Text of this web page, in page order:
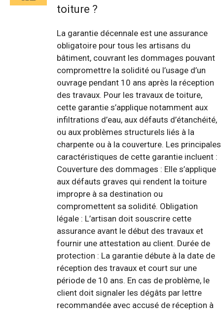
toiture ?
La garantie décennale est une assurance
obligatoire pour tous les artisans du
bâtiment, couvrant les dommages pouvant
compromettre la solidité ou l’usage d’un
ouvrage pendant 10 ans après la réception
des travaux. Pour les travaux de toiture,
cette garantie s’applique notamment aux
infiltrations d’eau, aux défauts d’étanchéité,
ou aux problèmes structurels liés à la
charpente ou à la couverture. Les principales
caractéristiques de cette garantie incluent :
Couverture des dommages : Elle s’applique
aux défauts graves qui rendent la toiture
impropre à sa destination ou
compromettent sa solidité. Obligation
légale : L’artisan doit souscrire cette
assurance avant le début des travaux et
fournir une attestation au client. Durée de
protection : La garantie débute à la date de
réception des travaux et court sur une
période de 10 ans. En cas de problème, le
client doit signaler les dégâts par lettre
recommandée avec accusé de réception à